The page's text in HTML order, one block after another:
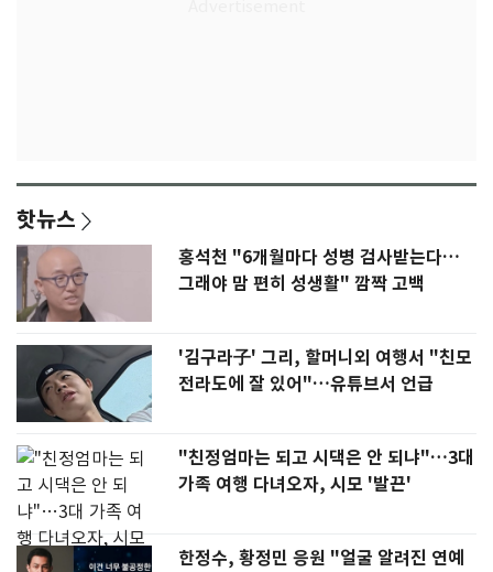
핫뉴스
홍석천 "6개월마다 성병 검사받는다…
그래야 맘 편히 성생활" 깜짝 고백
'김구라子' 그리, 할머니외 여행서 "친모
전라도에 잘 있어"…유튜브서 언급
"친정엄마는 되고 시댁은 안 되냐"…3대
가족 여행 다녀오자, 시모 '발끈'
한정수, 황정민 응원 "얼굴 알려진 연예